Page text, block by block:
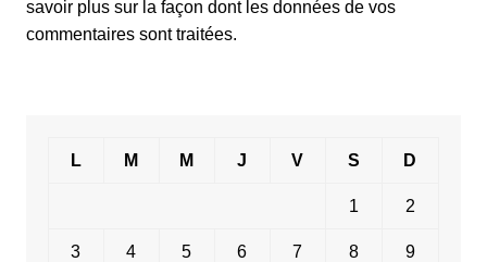
savoir plus sur la façon dont les données de vos
commentaires sont traitées.
L M M J V S D
1 2
3 4 5 6 7 8 9